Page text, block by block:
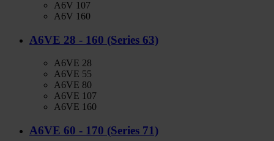
A6V 107
A6V 160
A6VE 28 - 160 (Series 63)
A6VE 28
A6VE 55
A6VE 80
A6VE 107
A6VE 160
A6VE 60 - 170 (Series 71)